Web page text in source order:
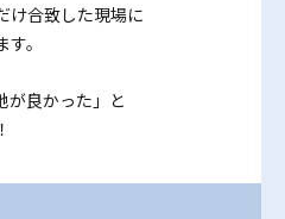
け合致した現場に
。
が良かった」と